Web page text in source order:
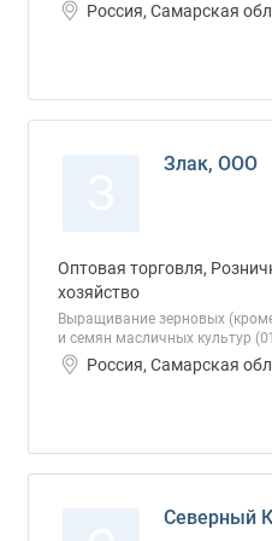
Россия, Самарская
Злак, ООО
Оптовая торговля,
хозяйство
Выращивание зерновых
и семян масличных культур
Россия, Самарская
Северный